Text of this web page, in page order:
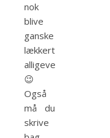
nok
blive
ganske
lækkert
alligevel
😉
Også
må du
skrive